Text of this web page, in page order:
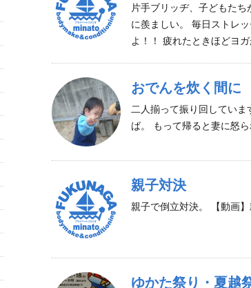
片手ブリッヂ、子どもた
に羨ましい。 毎日ストレ
よ！！ 疲れたときほどヨ
おでんを炊く間に
二人揃って振り回してい
ば。 もって帰ると妻に怒
親子対決
親子で倒立対決。 【動画
ゆかた祭り・夏越